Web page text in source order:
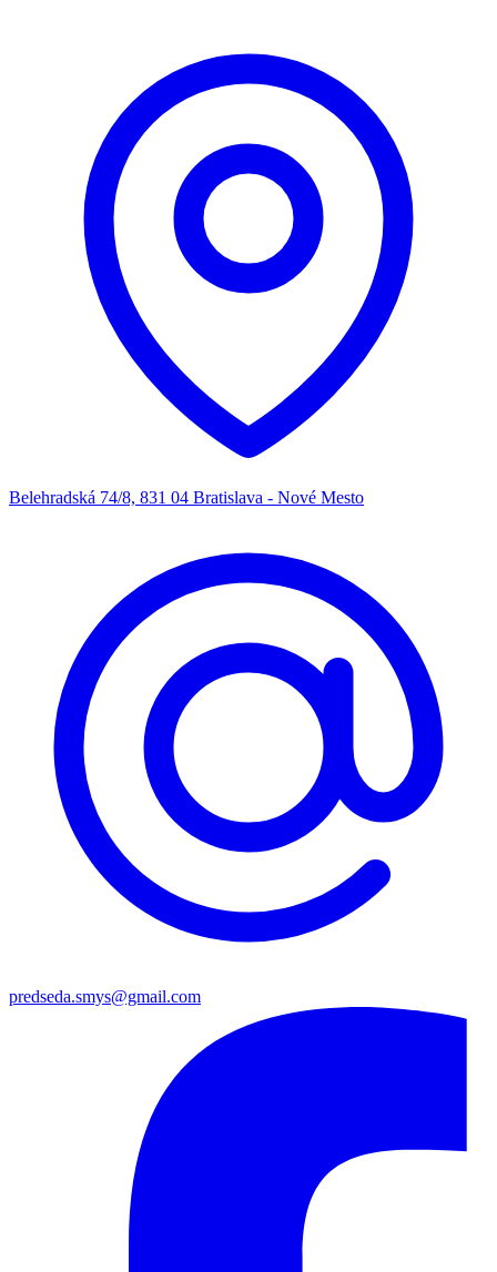
Belehradská 74/8, 831 04 Bratislava - Nové Mesto
predseda.smys@gmail.com